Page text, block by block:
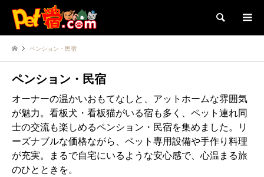
検索
ペンション・民宿
ペンション・民宿
オーナーの温かいおもてなしと、アットホームな雰囲気
が魅力。看板犬・看板猫がいる宿も多く、ペット連れ同
士の交流も楽しめるペンション・民宿を集めました。リ
ーズナブルな価格ながら、ペット専用設備や手作り料理
が充実。まるで自宅にいるような安心感で、心温まる旅
のひとときを。